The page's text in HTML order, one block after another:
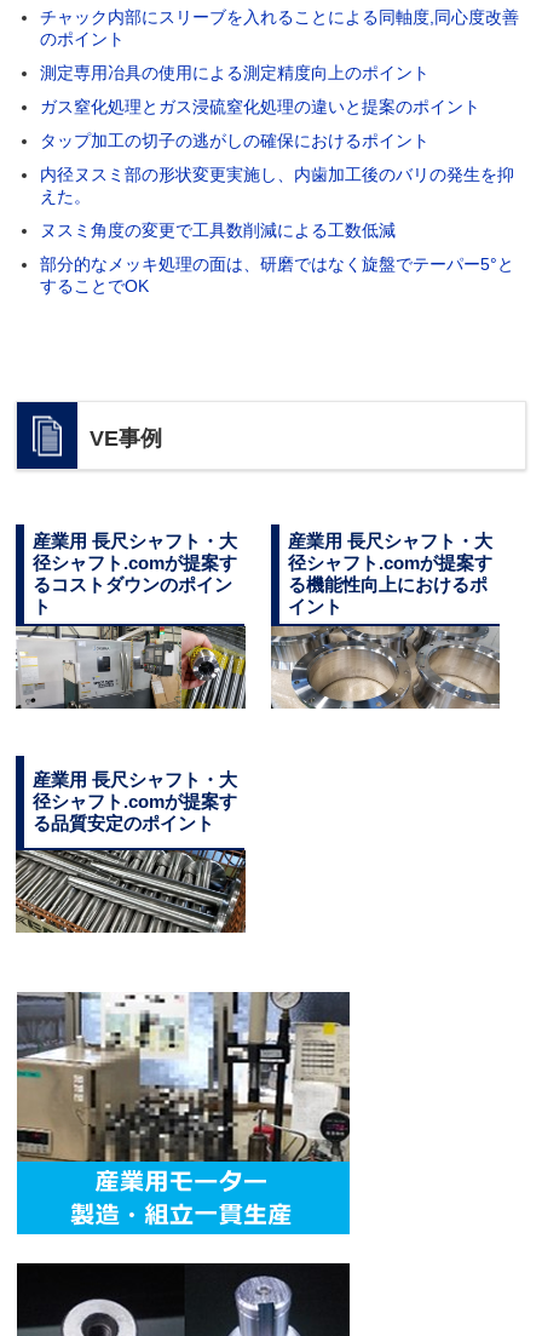
チャック内部にスリーブを入れることによる同軸度,同心度改善
のポイント
測定専用冶具の使用による測定精度向上のポイント
ガス窒化処理とガス浸硫窒化処理の違いと提案のポイント
タップ加工の切子の逃がしの確保におけるポイント
内径ヌスミ部の形状変更実施し、内歯加工後のバリの発生を抑
えた。
ヌスミ角度の変更で工具数削減による工数低減
部分的なメッキ処理の面は、研磨ではなく旋盤でテーパー5°と
することでOK
VE事例
産業用 長尺シャフト・大
径シャフト.comが提案す
るコストダウンのポイン
ト
産業用 長尺シャフト・大
径シャフト.comが提案す
る機能性向上におけるポ
イント
産業用 長尺シャフト・大
径シャフト.comが提案す
る品質安定のポイント